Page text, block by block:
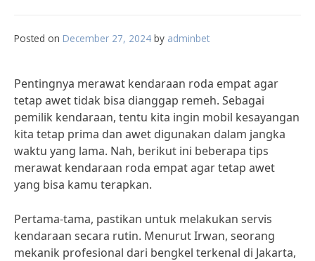
Posted on December 27, 2024 by adminbet
Pentingnya merawat kendaraan roda empat agar
tetap awet tidak bisa dianggap remeh. Sebagai
pemilik kendaraan, tentu kita ingin mobil kesayangan
kita tetap prima dan awet digunakan dalam jangka
waktu yang lama. Nah, berikut ini beberapa tips
merawat kendaraan roda empat agar tetap awet
yang bisa kamu terapkan.
Pertama-tama, pastikan untuk melakukan servis
kendaraan secara rutin. Menurut Irwan, seorang
mekanik profesional dari bengkel terkenal di Jakarta,